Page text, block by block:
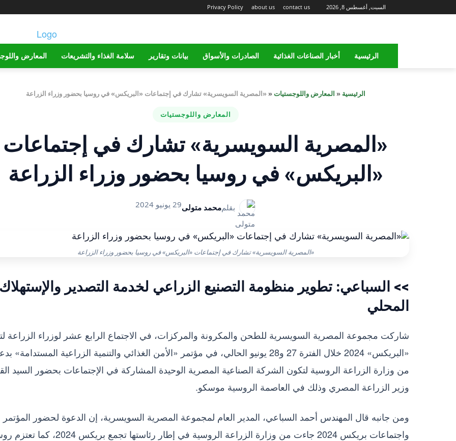
السبت, أغسطس 8, 2026 Privacy Policy about us contact us
الرئيسية أخبار الصناعات الغذائية الصادرات والأسواق بيانات وتقارير سلامة الغذاء والتشريعات المعارض
الرئيسية « المعارض واللوجستيات««المصرية السويسرية» تشارك في إجتماعات «البريكس» في روسيا بحضور وزراء الزراعة
المعارض واللوجستيات
«المصرية السويسرية» تشارك في إجتماعات
«البريكس» في روسيا بحضور وزراء الزراعة
بقلممحمد متولى29 يونيو 2024
«المصرية السويسرية» تشارك في إجتماعات «البريكس» في روسيا بحضور وزراء الزراعة
>> السباعي: تطوير منظومة التصنيع الزراعي لخدمة التصدير والإستهلاك
المحلي
شاركت مجموعة المصرية السويسرية للطحن والمكرونة والمركزات، في الاجتماع الرابع عشر لوزراء الزراعة
«البريكس» 2024 خلال الفترة 27 و28 يونيو الحالي، في مؤتمر «الأمن الغذائي والتنمية الزراعية المستدامة»
من وزارة الزراعة الروسية لتكون الشركة الصناعية المصرية الوحيدة المشاركة في الإجتماعات بحضور السيد
وزير الزراعة المصري وذلك في العاصمة الروسية موسكو.
ومن جانبه قال المهندس أحمد السباعي، المدير العام لمجموعة المصرية السويسرية، إن الدعوة لحضور المؤتمر
واجتماعات بريكس 2024 جاءت من وزارة الزراعة الروسية في إطار رئاستها تجمع بريكس